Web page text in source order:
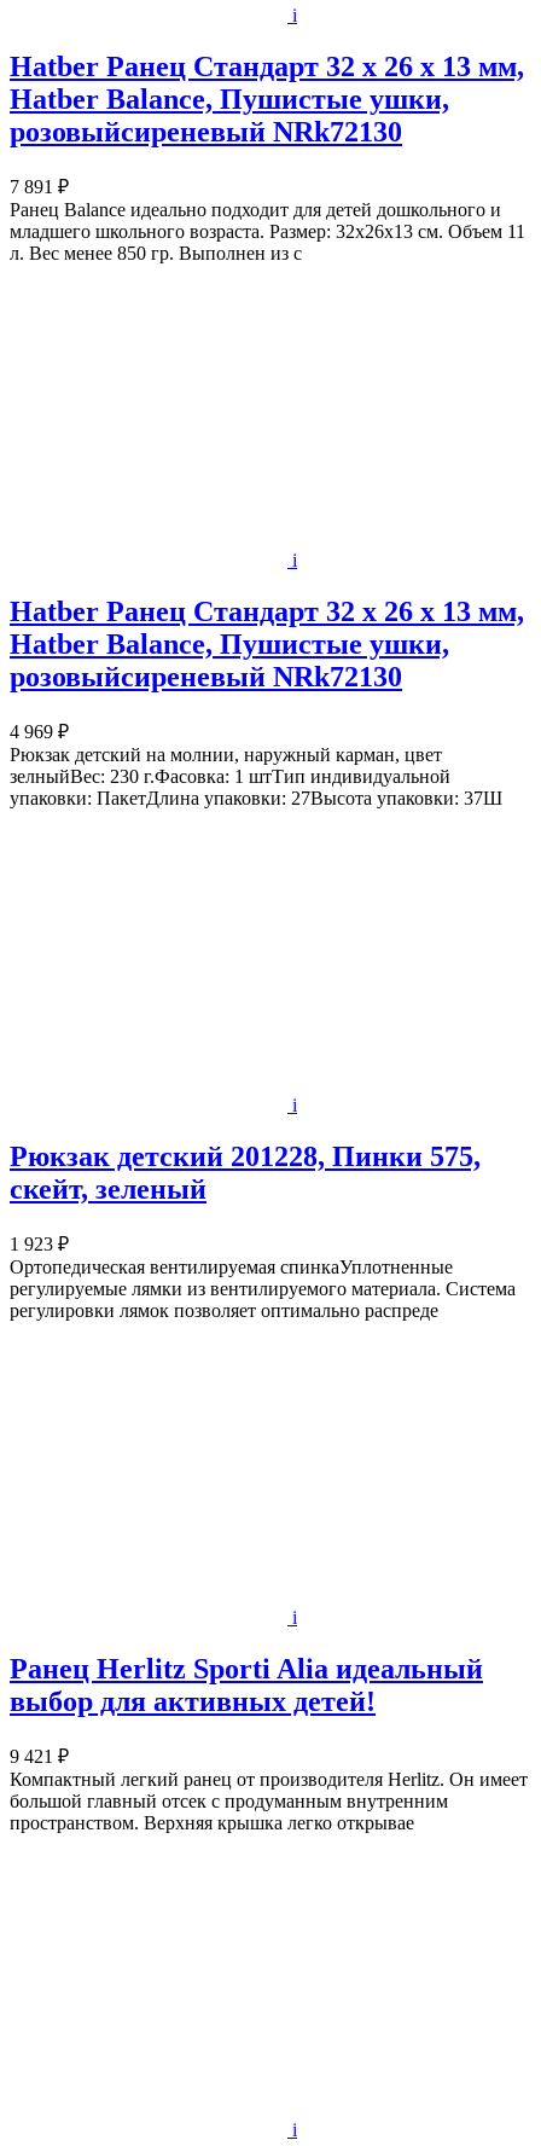
i
Hatber Ранец Стандарт 32 х 26 х 13 мм,
Hatber Balance, Пушистые ушки,
розовыйсиреневый NRk72130
7 891 ₽
Ранец Balance идеально подходит для детей дошкольного и
младшего школьного возраста. Размер: 32х26х13 см. Объем 11
л. Вес менее 850 гр. Выполнен из с
i
Hatber Ранец Стандарт 32 х 26 х 13 мм,
Hatber Balance, Пушистые ушки,
розовыйсиреневый NRk72130
4 969 ₽
Рюкзак детский на молнии, наружный карман, цвет
зелныйВес: 230 г.Фасовка: 1 штТип индивидуальной
упаковки: ПакетДлина упаковки: 27Высота упаковки: 37Ш
i
Рюкзак детский 201228, Пинки 575,
скейт, зеленый
1 923 ₽
Ортопедическая вентилируемая спинкаУплотненные
регулируемые лямки из вентилируемого материала. Система
регулировки лямок позволяет оптимально распреде
i
Ранец Herlitz Sporti Alia идеальный
выбор для активных детей!
9 421 ₽
Компактный легкий ранец от производителя Herlitz. Он имеет
большой главный отсек с продуманным внутренним
пространством. Верхняя крышка легко открывае
i